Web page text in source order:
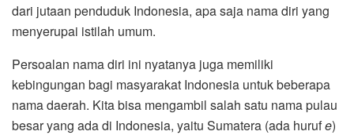
dari jutaan penduduk Indonesia, apa saja nama diri yang
menyerupai istilah umum.
Persoalan nama diri ini nyatanya juga memiliki
kebingungan bagi masyarakat Indonesia untuk beberapa
nama daerah. Kita bisa mengambil salah satu nama pulau
besar yang ada di Indonesia, yaitu Sumatera (ada hurufe)